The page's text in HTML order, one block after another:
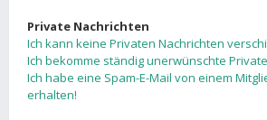
Private Nachrichten
Ich kann keine Privaten Nachrichten
Ich bekomme ständig unerwünschte
Ich habe eine Spam-E-Mail von einem
erhalten!